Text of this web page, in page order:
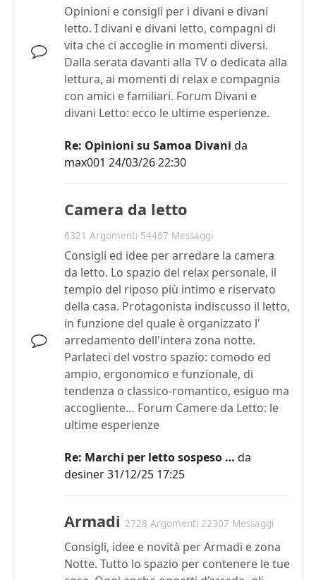
Opinioni e consigli per i divani e divani
letto. I divani e divani letto, compagni di
vita che ci accoglie in momenti diversi.
Dalla serata davanti alla TV o dedicata alla
lettura, ai momenti di relax e compagnia
con amici e familiari. Forum Divani e
divani Letto: ecco le ultime esperienze.
Re: Opinioni su Samoa Divani da
max001 24/03/26 22:30
Camera da letto
6321 Argomenti 54467 Messaggi
Consigli ed idee per arredare la camera
da letto. Lo spazio del relax personale, il
tempio del riposo più intimo e riservato
della casa. Protagonista indiscusso il letto,
in funzione del quale è organizzato l'
arredamento dell'intera zona notte.
Parlateci del vostro spazio: comodo ed
ampio, ergonomico e funzionale, di
tendenza o classico-romantico, esiguo ma
accogliente… Forum Camere da Letto: le
ultime esperienze
Re: Marchi per letto sospeso … da
desiner31/12/25 17:25
Armadi 2728 Argomenti 22307 Messaggi
Consigli, idee e novità per Armadi e zona
Notte. Tutto lo spazio per contenere le tue